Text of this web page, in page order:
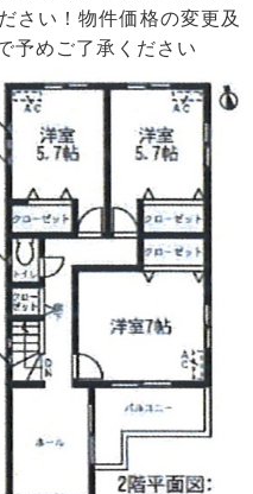
さい！物件価格の変更及
予めご了承ください